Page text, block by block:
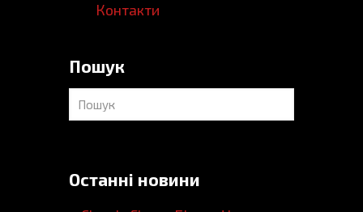
Контакти
Пошук
Останні новини